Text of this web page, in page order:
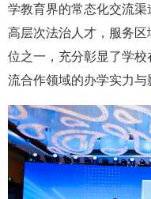
学教育界的常态化交流
高层次法治人才，服务
位之一，充分彰显了学
流合作领域的办学实力与